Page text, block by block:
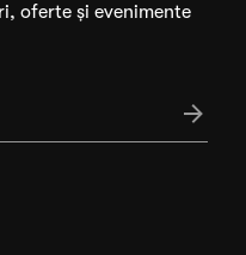
oferte și evenimente